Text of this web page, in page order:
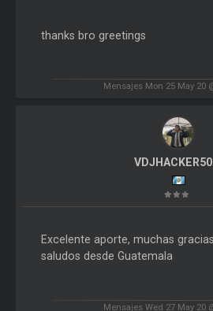
thanks bro greetings
Mensajes Mon 25 May 20
Excelente aporte, muchas
saludos desde Guatemala
Mensajes Wed 27 May 20